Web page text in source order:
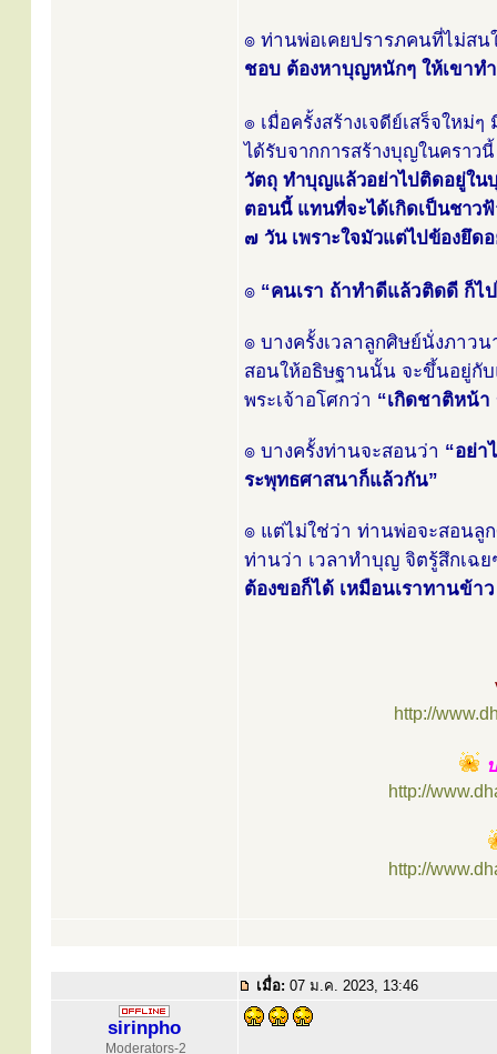
๏ ท่านพ่อเคยปรารภคนที่ไม่ส
ชอบ ต้องหาบุญหนักๆ ให้เขาทำ
๏ เมื่อครั้งสร้างเจดีย์เสร็จให
ได้รับจากการสร้างบุญในคราว
วัตถุ ทำบุญแล้วอย่าไปติดอยู่ใน
ตอนนี้ แทนที่จะได้เกิดเป็นชาวฟ้
๗ วัน เพราะใจมัวแต่ไปข้องยึด
๏ “คนเรา ถ้าทำดีแล้วติดดี ก็ไ
๏ บางครั้งเวลาลูกศิษย์นั่งภาว
สอนให้อธิษฐานนั้น จะขึ้นอยู่กั
พระเจ้าอโศกว่า “เกิดชาติหน้า
๏ บางครั้งท่านจะสอนว่า “อย่า
ระพุทธศาสนาก็แล้วกัน”
๏ แต่ไม่ใช่ว่า ท่านพ่อจะสอนลู
ท่านว่า เวลาทำบุญ จิตรู้สึกเฉ
ต้องขอก็ได้ เหมือนเราทานข้า
http://
http://
http://
เมื่อ: 07 ม.ค. 2023, 13:46
sirinpho
Moderators-2